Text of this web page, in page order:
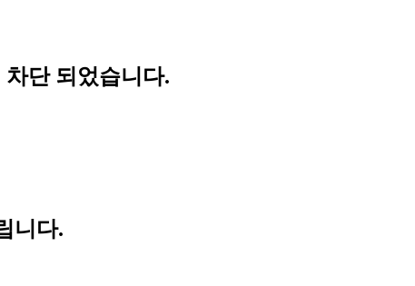
단 되었습니다.
니다.